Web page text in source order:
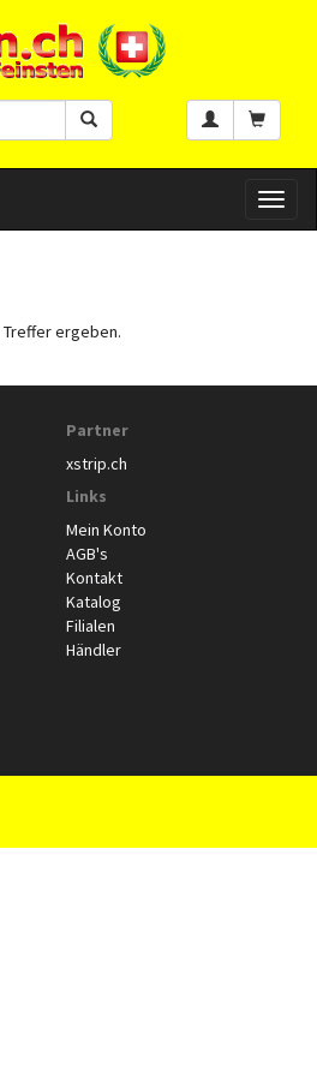
ergeben.
Partner
xstrip.ch
Links
Mein Konto
AGB's
Kontakt
Katalog
Filialen
Händler